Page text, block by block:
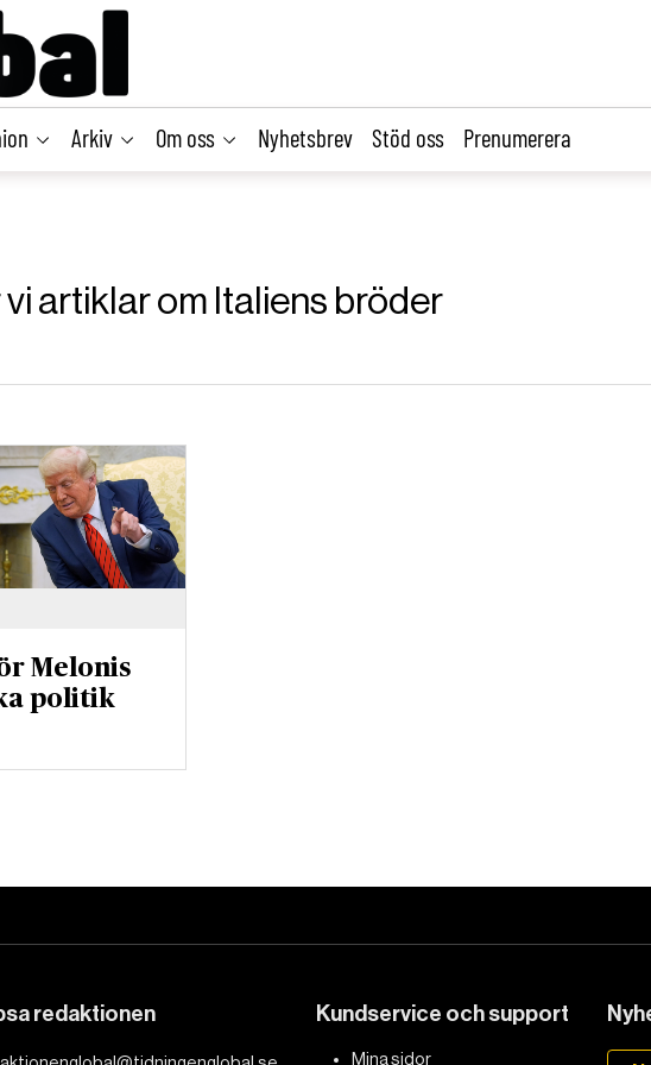
Arkiv Om oss Nyhetsbrev Stöd oss Prenumerera
artiklar om Italiens bröder
Melonis
politik
redaktionen Kundservice och support
Mina sidor